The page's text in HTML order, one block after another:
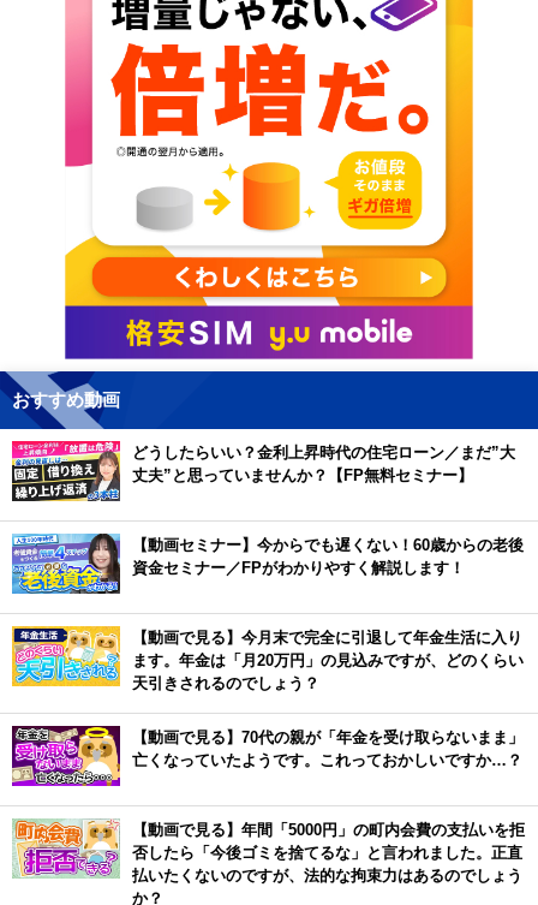
おすすめ動画
どうしたらいい？金利上昇時代の住宅ローン／まだ”大
丈夫”と思っていませんか？【FP無料セミナー】
【動画セミナー】今からでも遅くない！60歳からの老後
資金セミナー／FPがわかりやすく解説します！
【動画で見る】今月末で完全に引退して年金生活に入り
ます。年金は「月20万円」の見込みですが、どのくらい
天引きされるのでしょう？
【動画で見る】70代の親が「年金を受け取らないまま」
亡くなっていたようです。これっておかしいですか…？
【動画で見る】年間「5000円」の町内会費の支払いを拒
否したら「今後ゴミを捨てるな」と言われました。正直
払いたくないのですが、法的な拘束力はあるのでしょう
か？